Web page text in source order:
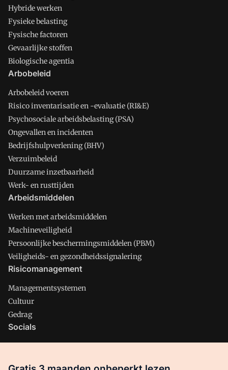
Hybride werken
Fysieke belasting
Fysische factoren
Gevaarlijke stoffen
Biologische agentia
Arbobeleid
Arbobeleid voeren
Risico inventarisatie en -evaluatie (RI&E)
Psychosociale arbeidsbelasting (PSA)
Ongevallen en incidenten
Bedrijfshulpverlening (BHV)
Verzuimbeleid
Duurzame inzetbaarheid
Werk- en rusttijden
Arbeidsmiddelen
Werken met arbeidsmiddelen
Machineveiligheid
Persoonlijke beschermingsmiddelen (PBM)
Veiligheids- en gezondheidssignalering
Risicomanagement
Managementsystemen
Cultuur
Gedrag
Socials